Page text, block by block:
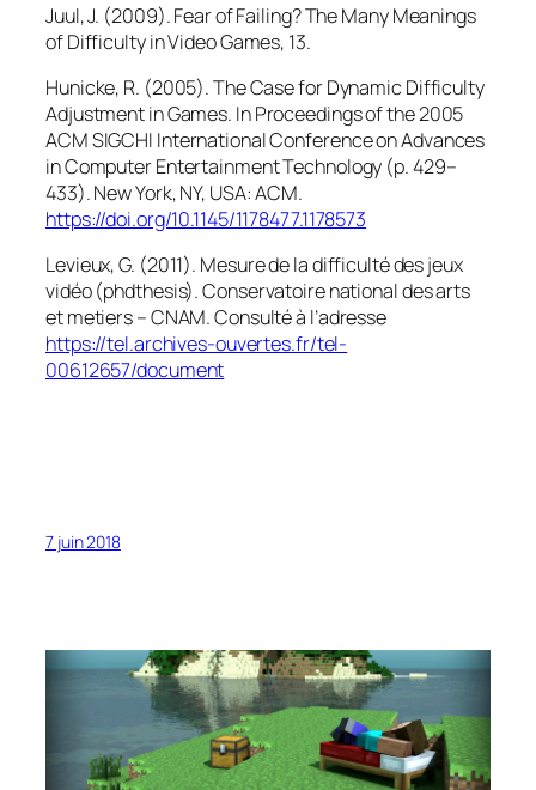
Juul, J. (2009). Fear of Failing? The Many Meanings
of Difficulty in Video Games, 13.
Hunicke, R. (2005). The Case for Dynamic Difficulty
Adjustment in Games. InProceedings of the 2005
ACM SIGCHI International Conference on Advances
in Computer Entertainment Technology (p. 429–
433). New York, NY, USA: ACM.
https://doi.org/10.1145/1178477.1178573
Levieux, G. (2011). Mesure de la difficulté des jeux
vidéo(phdthesis). Conservatoire national des arts
et metiers – CNAM. Consulté à l’adresse
https://tel.archives-ouvertes.fr/tel-
00612657/document
7 juin 2018